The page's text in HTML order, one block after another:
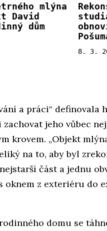
mlýna
David
dům
8. 3.
a práci“ definovala
jeho vůbec
krovem. „Objekt
na to, aby byl
část a jednu
oknem z exteriéru do
domu se